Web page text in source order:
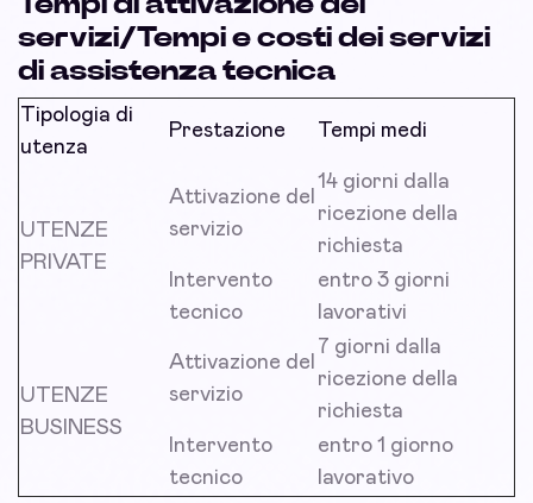
servizi/Tempi e costi dei servizi
di assistenza tecnica
Tipologia di
utenza
Prestazione Tempi medi
UTENZE
PRIVATE
Attivazione del
servizio
14 giorni dalla
ricezione della
richiesta
Intervento
tecnico
entro 3 giorni
lavorativi
UTENZE
BUSINESS
Attivazione del
servizio
7 giorni dalla
ricezione della
richiesta
Intervento
tecnico
entro 1 giorno
lavorativo